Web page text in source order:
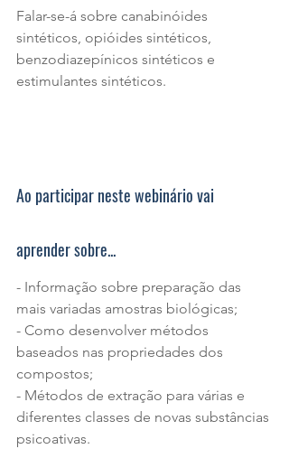
Falar-se-á sobre canabinóides
sintéticos, opióides sintéticos,
benzodiazepínicos sintéticos e
estimulantes sintéticos.
Ao participar neste webinário vai
aprender sobre...
- Informação sobre preparação das
mais variadas amostras biológicas;
- Como desenvolver métodos
baseados nas propriedades dos
compostos;
- Métodos de extração para várias e
diferentes classes de novas substâncias
psicoativas.